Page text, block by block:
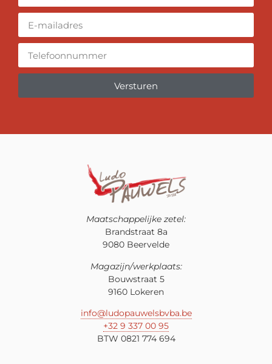
Versturen
Maatschappelijke zetel:
Brandstraat 8a
9080 Beervelde
Magazijn/werkplaats:
Bouwstraat 5
9160 Lokeren
info@ludopauwelsbvba.be
+32 9 337 00 95
BTW 0821 774 694